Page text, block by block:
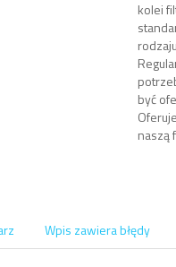
kolei
być
naszą
Wpis zawiera błędy